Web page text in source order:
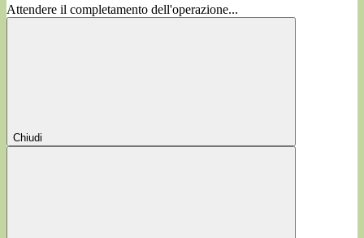
Attendere il completamento dell'operazione...
Chiudi